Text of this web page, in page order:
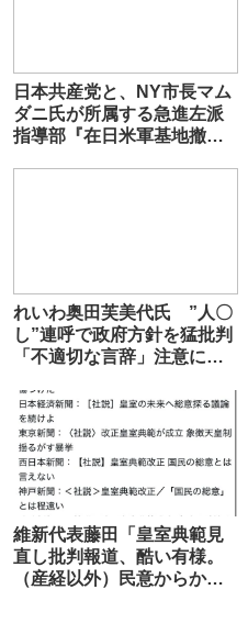
日本共産党と、NY市長マム
ダニ氏が所属する急進左派
指導部『在日米軍基地撤
れいわ奥田芙美代氏 ”人〇
し”連呼で政府方針を猛批判
「不適切な言辞」注意に
装備三原則の改定に触れ
維新代表藤田「皇室典範見
直し批判報道、酷い有様。
（産経以外）民意からかけ